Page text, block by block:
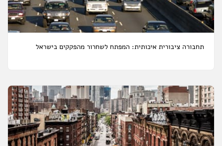
תחבורה ציבורית איכותית: המפתח לשחרור מהפקקים בישראל